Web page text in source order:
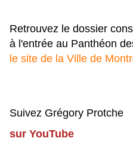
Retrouvez le dossier
à l'entrée au Panthéon
le site de la Ville de
Suivez Grégory Protche
sur YouTube